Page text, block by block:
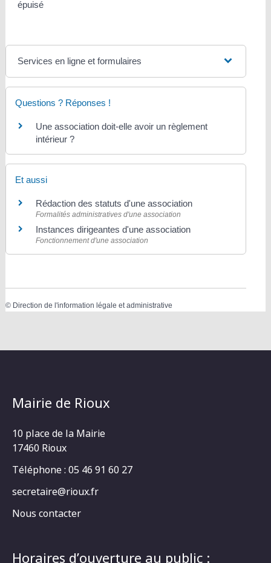
épuisé
Services en ligne et formulaires
Questions ? Réponses !
Une association doit-elle avoir un règlement
intérieur ?
Et aussi
Rédaction des statuts d'une association
Formalités administratives d'une association
Instances dirigeantes d'une association
Fonctionnement d'une association
© Direction de l'information légale et administrative
Mairie de Rioux
10 place de la Mairie
17460 Rioux
Téléphone : 05 46 91 60 27
secretaire@rioux.fr
Nous contacter
Horaires d’ouverture au public :